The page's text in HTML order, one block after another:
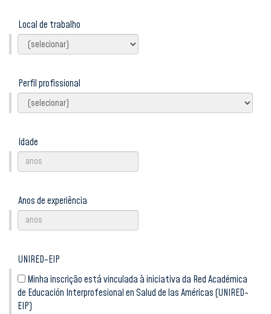
Local de trabalho
Perfil profissional
Idade
Anos de experiência
UNIRED-EIP
Minha inscrição está vinculada à iniciativa da Red Académica
de Educación Interprofesional en Salud de las Américas (UNIRED-
EIP)